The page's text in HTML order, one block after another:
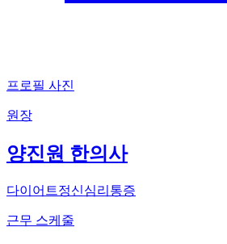
프로필 사진
원장
양진원 한의사
다이어트정신심리 통증
근무 스케줄